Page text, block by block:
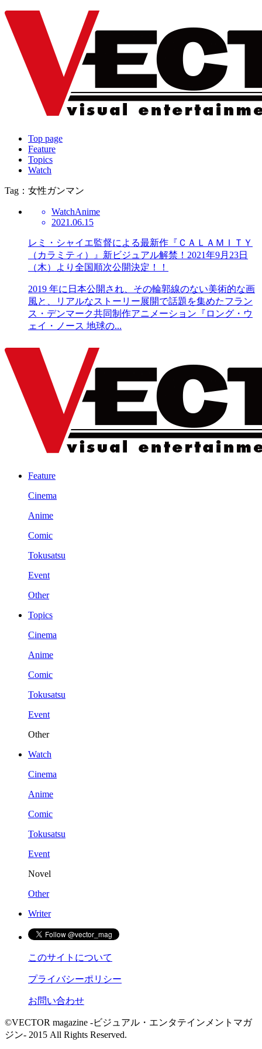
Top page
Feature
Topics
Watch
Tag：女性ガンマン
WatchAnime
2021.06.15
レミ・シャイエ監督による最新作『ＣＡＬＡＭＩＴＹ
（カラミティ）』新ビジュアル解禁！2021年9月23日
（木）より全国順次公開決定！！
2019 年に日本公開され、その輪郭線のない美術的な画
風と、リアルなストーリー展開で話題を集めたフラン
ス・デンマーク共同制作アニメーション『ロング・ウ
ェイ・ノース 地球の...
Feature
Cinema
Anime
Comic
Tokusatsu
Event
Other
Topics
Cinema
Anime
Comic
Tokusatsu
Event
Other
Watch
Cinema
Anime
Comic
Tokusatsu
Event
Novel
Other
Writer
このサイトについて
プライバシーポリシー
お問い合わせ
©VECTOR magazine -ビジュアル・エンタテインメントマガ
ジン- 2015 All Rights Reserved.